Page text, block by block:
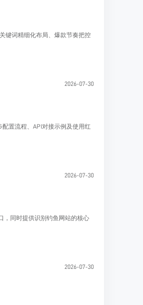
键词精细化布局、爆款节奏把控
2026-07-30
置流程、API对接示例及使用红
2026-07-30
，同时提供识别钓鱼网站的核心
2026-07-30